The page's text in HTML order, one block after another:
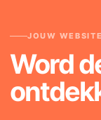
JOUW
Word